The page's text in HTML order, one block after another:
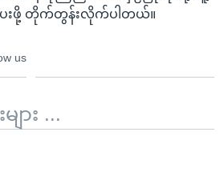
ေးဖို့ တိုက်တွန်းလိုက်ပါတယ်။
us
ား ...